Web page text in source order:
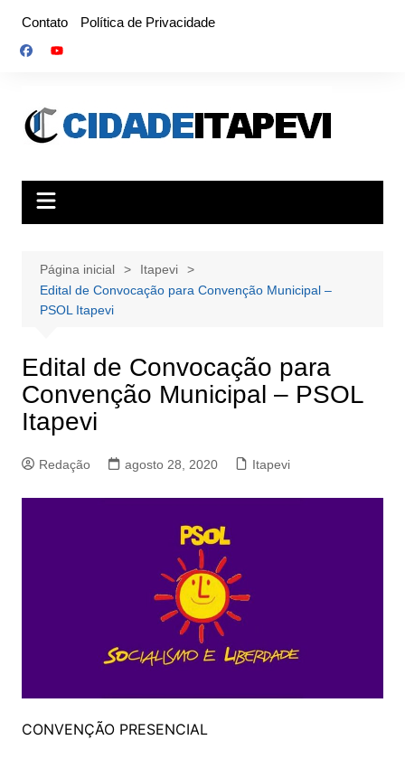
Contato Política de Privacidade
Página inicial
Itapevi
Edital de Convocação para Convenção Municipal –
PSOL Itapevi
Edital de Convocação para
Convenção Municipal – PSOL
Itapevi
Redação agosto 28, 2020 Itapevi
CONVENÇÃO PRESENCIAL